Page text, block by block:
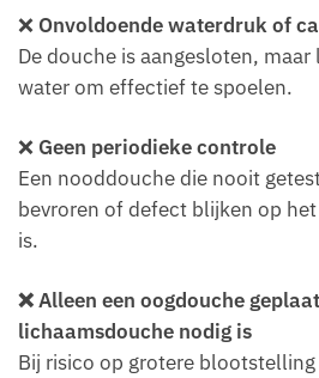
❌ Onvoldoende waterdruk of
De douche is aangesloten,
water om effectief te spoelen.
❌ Geen periodieke controle
Een nooddouche die nooit
bevroren of defect blijken op
is.
❌ Alleen een oogdouche
lichaamsdouche nodig is
Bij risico op grotere